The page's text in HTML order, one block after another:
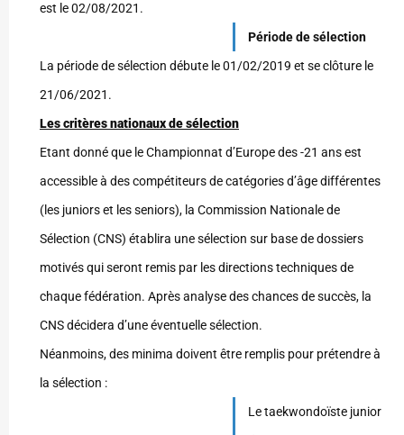
est le 02/08/2021.
Période de sélection
La période de sélection débute le 01/02/2019 et se clôture le
21/06/2021.
Les critères nationaux de sélection
Etant donné que le Championnat d’Europe des -21 ans est
accessible à des compétiteurs de catégories d’âge différentes
(les juniors et les seniors), la Commission Nationale de
Sélection (CNS) établira une sélection sur base de dossiers
motivés qui seront remis par les directions techniques de
chaque fédération. Après analyse des chances de succès, la
CNS décidera d’une éventuelle sélection.
Néanmoins, des minima doivent être remplis pour prétendre à
la sélection :
Le taekwondoïste junior